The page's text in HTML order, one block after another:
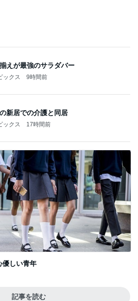
えが最強のサラダバー
ックス 9時間前
新居での介護と同居
ックス 17時間前
優しい青年
記事を読む